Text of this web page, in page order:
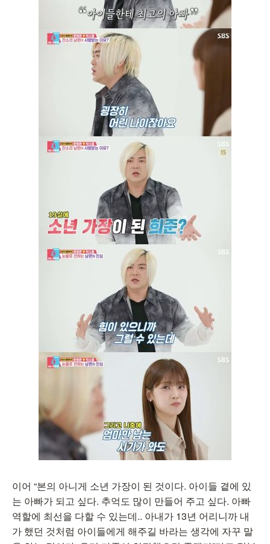
이어 “본의 아니게 소년 가장이 된 것이다. 아이들 곁에 있
는 아빠가 되고 싶다. 추억도 많이 만들어 주고 싶다. 아빠
역할에 최선을 다할 수 있는데.. 아내가 13년 어리니까 내
가 했던 것처럼 아이들에게 해주길 바라는 생각에 자꾸 말